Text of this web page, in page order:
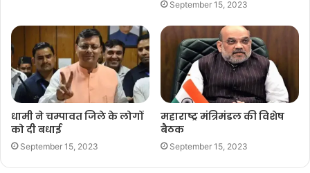
September 15, 2023
धामी ने चम्पावत जिले के लोगों
को दी बधाई
September 15, 2023
महाराष्ट्र मंत्रिमंडल की विशेष
बैठक
September 15, 2023